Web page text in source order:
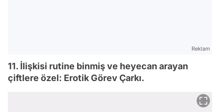
Reklam
11. İlişkisi rutine binmiş ve heyecan arayan
çiftlere özel: Erotik Görev Çarkı.